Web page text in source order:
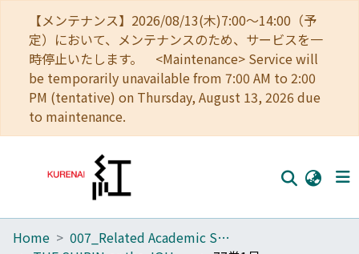
【メンテナンス】2026/08/13(木)7:00～14:00（予
定）において、メンテナンスのため、サービスを一
時停止いたします。 <Maintenance> Service will
be temporarily unavailable from 7:00 AM to 2:00
PM (tentative) on Thursday, August 13, 2026 due
to maintenance.
Home
Home
007_Related Academic Societies